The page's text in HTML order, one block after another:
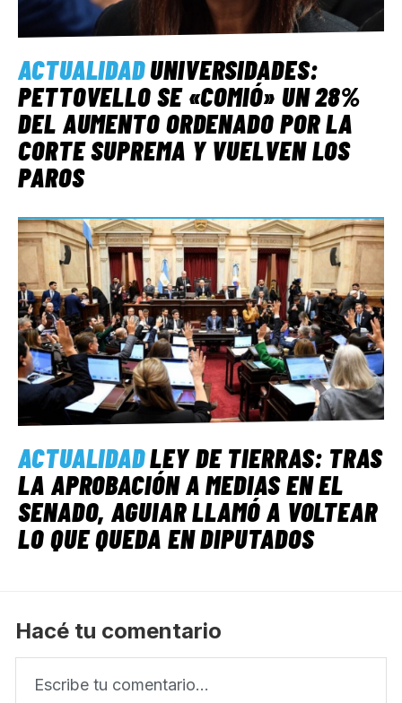
ACTUALIDADUNIVERSIDADES:
PETTOVELLO SE «COMIÓ» UN 28%
DEL AUMENTO ORDENADO POR LA
CORTE SUPREMA Y VUELVEN LOS
PAROS
ACTUALIDADLEY DE TIERRAS: TRAS
LA APROBACIÓN A MEDIAS EN EL
SENADO, AGUIAR LLAMÓ A VOLTEAR
LO QUE QUEDA EN DIPUTADOS
Hacé tu comentario